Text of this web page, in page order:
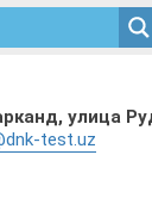
улица
test.uz